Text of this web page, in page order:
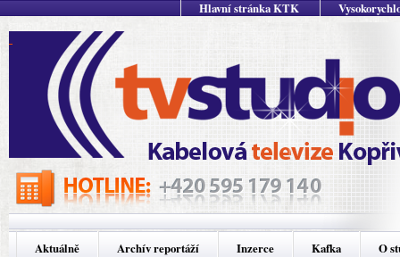
Hlavní stránka KTK
Aktuálně Archív reportáží Inzerce Kafka O